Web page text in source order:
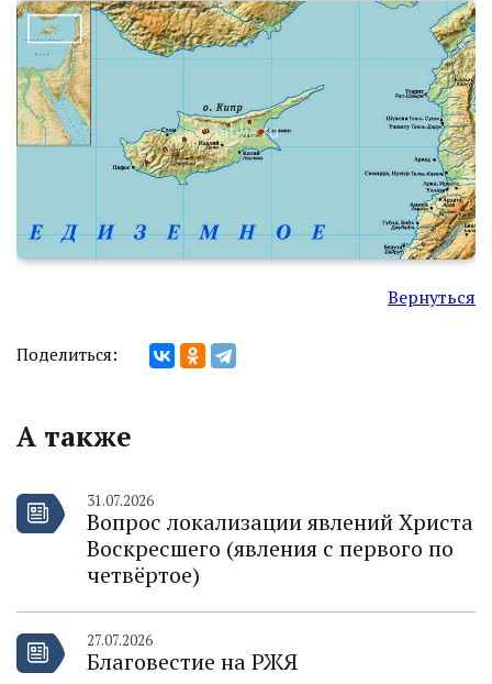
Вернуться
Поделиться:
А также
31.07.2026
Вопрос локализации явлений Христа
Воскресшего (явления с первого по
четвёртое)
27.07.2026
Благовестие на РЖЯ